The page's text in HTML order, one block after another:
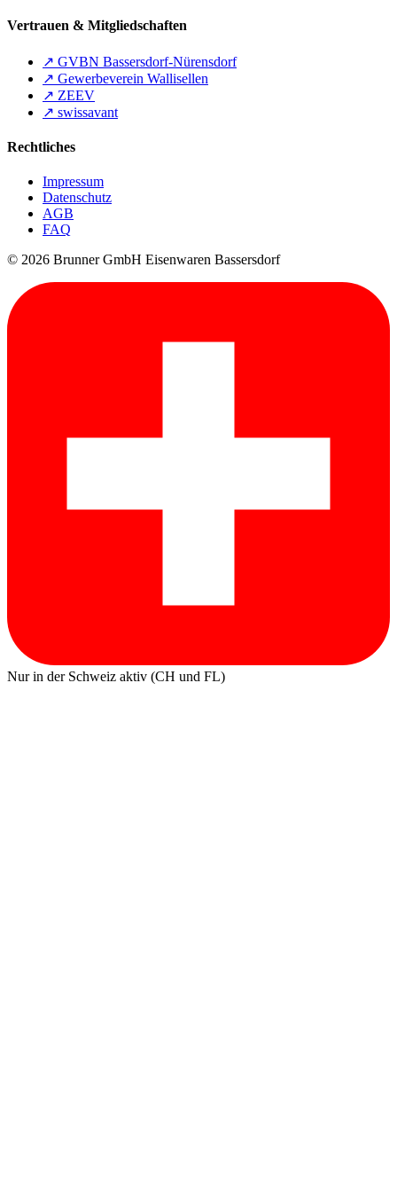
Vertrauen & Mitgliedschaften
↗ GVBN Bassersdorf-Nürensdorf
↗ Gewerbeverein Wallisellen
↗ ZEEV
↗ swissavant
Rechtliches
Impressum
Datenschutz
AGB
FAQ
© 2026 Brunner GmbH Eisenwaren Bassersdorf
Nur in der Schweiz aktiv (CH und FL)